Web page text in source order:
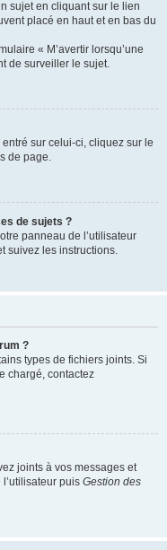
sujet en cliquant sur le lien
placé en haut et en bas du
« M’avertir lorsqu’une
de surveiller le sujet.
sur celui-ci, cliquez sur le
de page.
de sujets ?
panneau de l’utilisateur
suivez les instructions.
?
types de fichiers joints. Si
chargé, contactez
joints à vos messages et
puis Gestion des